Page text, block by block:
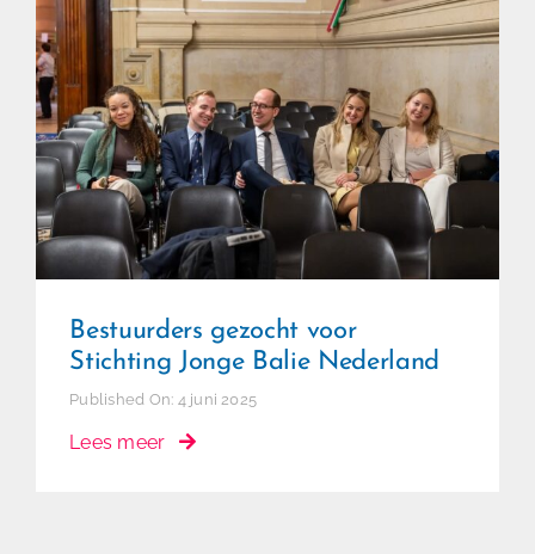
Bestuurders gezocht voor
Stichting Jonge Balie Nederland
Bestuurders gezocht voor
Stichting Jonge Balie Nederland
Published On: 4 juni 2025
Lees meer